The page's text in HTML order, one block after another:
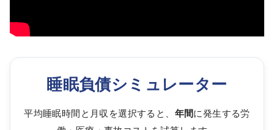
睡眠負債シミュレーター
平均睡眠時間と月収を選択すると、 年間に発生する労